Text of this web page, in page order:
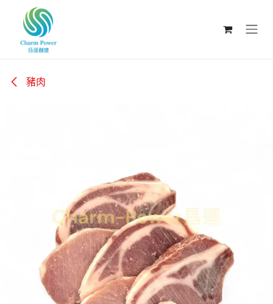
跳至內容
豬肉